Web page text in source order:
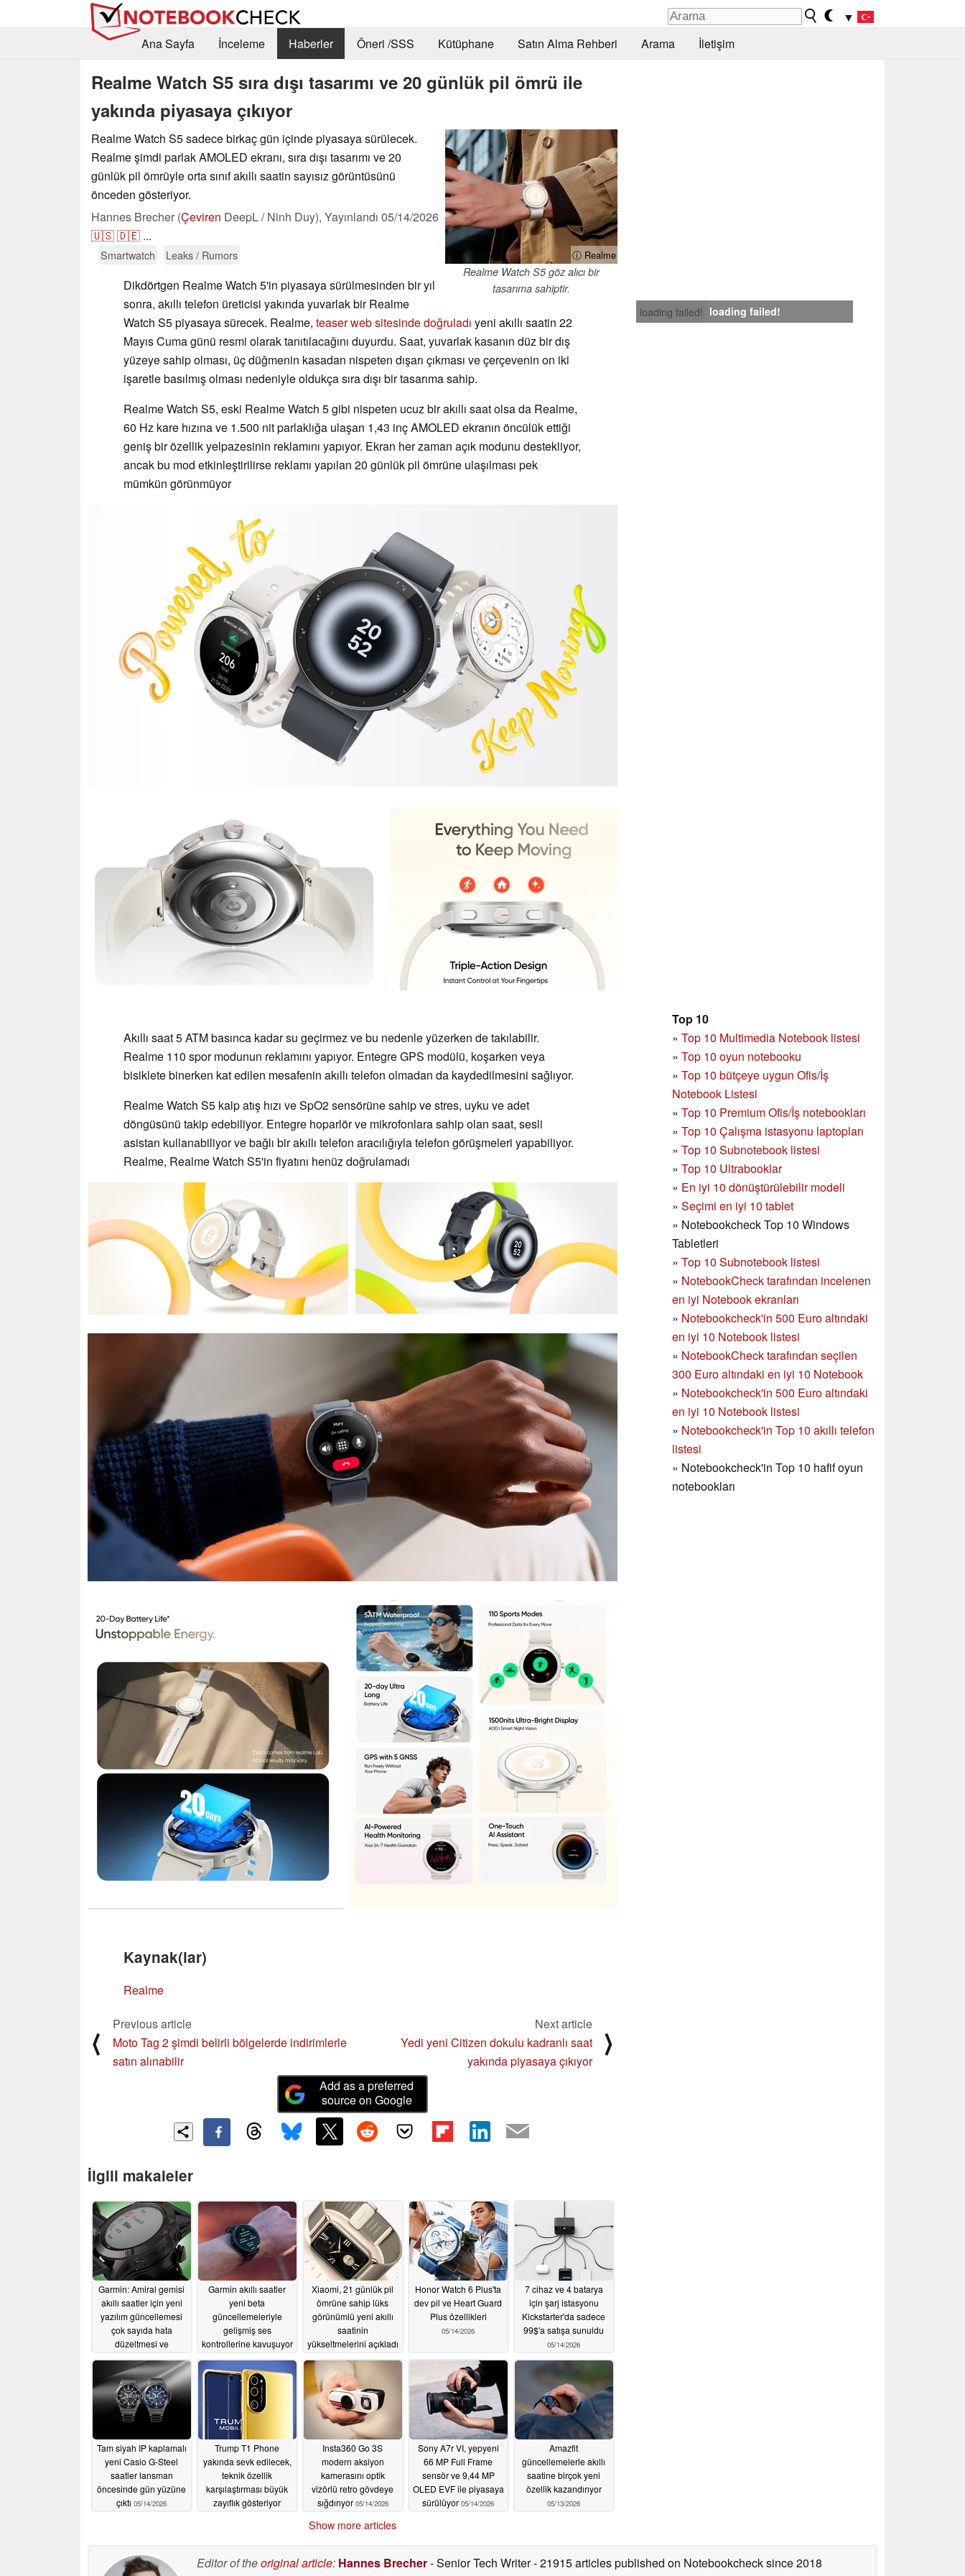
▼
Ana Sayfa
İnceleme Haberler Öneri /SSS Kütüphane Satın Alma Rehberi Arama İletişim
Realme Watch S5 sıra dışı tasarımı ve 20 günlük pil ömrü ile
yakında piyasaya çıkıyor
ⓘ Realme
Realme Watch S5 göz alıcı bir
tasarıma sahiptir.
Realme Watch S5 sadece birkaç gün içinde piyasaya sürülecek.
Realme şimdi parlak AMOLED ekranı, sıra dışı tasarımı ve 20
günlük pil ömrüyle orta sınıf akıllı saatin sayısız görüntüsünü
önceden gösteriyor.
Hannes Brecher (Çeviren DeepL / Ninh Duy), Yayınlandı 05/14/2026
🇺🇸🇩🇪 ...
Smartwatch Leaks / Rumors
loading failed! loading failed!
Dikdörtgen Realme Watch 5'in piyasaya sürülmesinden bir yıl
sonra, akıllı telefon üreticisi yakında yuvarlak bir Realme
Watch S5 piyasaya sürecek. Realme, teaser web sitesinde doğruladı yeni akıllı saatin 22
Mayıs Cuma günü resmi olarak tanıtılacağını duyurdu. Saat, yuvarlak kasanın düz bir dış
yüzeye sahip olması, üç düğmenin kasadan nispeten dışarı çıkması ve çerçevenin on iki
işaretle basılmış olması nedeniyle oldukça sıra dışı bir tasarıma sahip.
Realme Watch S5, eski Realme Watch 5 gibi nispeten ucuz bir akıllı saat olsa da Realme,
60 Hz kare hızına ve 1.500 nit parlaklığa ulaşan 1,43 inç AMOLED ekranın öncülük ettiği
geniş bir özellik yelpazesinin reklamını yapıyor. Ekran her zaman açık modunu destekliyor,
ancak bu mod etkinleştirilirse reklamı yapılan 20 günlük pil ömrüne ulaşılması pek
mümkün görünmüyor
Top 10
» Top 10 Multimedia Notebook listesi
» Top 10 oyun notebooku
» Top 10 bütçeye uygun Ofis/İş
Notebook Listesi
» Top 10 Premium Ofis/İş notebookları
» Top 10 Çalışma istasyonu laptopları
» Top 10 Subnotebook listesi
» Top 10 Ultrabooklar
» En iyi 10 dönüştürülebilir modeli
» Seçimi en iyi 10 tablet
» Notebookcheck Top 10 Windows
Tabletleri
» Top 10 Subnotebook listesi
» NotebookCheck tarafından incelenen
en iyi Notebook ekranları
» Notebookcheck'in 500 Euro altındaki
en iyi 10 Notebook listesi
» NotebookCheck tarafından seçilen
300 Euro altındaki en iyi 10 Notebook
» Notebookcheck'in 500 Euro altındaki
en iyi 10 Notebook listesi
» Notebookcheck'in Top 10 akıllı telefon
listesi
» Notebookcheck'in Top 10 hafif oyun
notebookları
Akıllı saat 5 ATM basınca kadar su geçirmez ve bu nedenle yüzerken de takılabilir.
Realme 110 spor modunun reklamını yapıyor. Entegre GPS modülü, koşarken veya
bisiklete binerken kat edilen mesafenin akıllı telefon olmadan da kaydedilmesini sağlıyor.
Realme Watch S5 kalp atış hızı ve SpO2 sensörüne sahip ve stres, uyku ve adet
döngüsünü takip edebiliyor. Entegre hoparlör ve mikrofonlara sahip olan saat, sesli
asistan kullanabiliyor ve bağlı bir akıllı telefon aracılığıyla telefon görüşmeleri yapabiliyor.
Realme, Realme Watch S5'in fiyatını henüz doğrulamadı
Kaynak(lar)
Realme
⟨
Previous article
Moto Tag 2 şimdi belirli bölgelerde indirimlerle
satın alınabilir
Next article
Yedi yeni Citizen dokulu kadranlı saat
yakında piyasaya çıkıyor
⟩
Add as a preferred
source on Google
İlgili makaleler
Garmin: Amiral gemisi
akıllı saatler için yeni
yazılım güncellemesi
çok sayıda hata
düzeltmesi ve
05/20/2026
Garmin akıllı saatler
yeni beta
güncellemeleriyle
gelişmiş ses
kontrollerine kavuşuyor
05/19/2026
Xiaomi, 21 günlük pil
ömrüne sahip lüks
görünümlü yeni akıllı
saatinin
yükseltmelerini açıkladı
05/16/2026
Honor Watch 6 Plus'ta
dev pil ve Heart Guard
Plus özellikleri
05/14/2026
7 cihaz ve 4 batarya
için şarj istasyonu
Kickstarter'da sadece
99$'a satışa sunuldu
05/14/2026
Tam siyah IP kaplamalı
yeni Casio G-Steel
saatler lansman
öncesinde gün yüzüne
çıktı 05/14/2026
Trump T1 Phone
yakında sevk edilecek,
teknik özellik
karşılaştırması büyük
zayıflık gösteriyor
Insta360 Go 3S
modern aksiyon
kamerasını optik
vizörlü retro gövdeye
sığdırıyor 05/14/2026
Sony A7r VI, yepyeni
66 MP Full Frame
sensör ve 9,44 MP
OLED EVF ile piyasaya
sürülüyor 05/14/2026
Amazfit
güncellemelerle akıllı
saatine birçok yeni
özellik kazandırıyor
05/13/2026
Show more articles
Editor of theoriginal article: Hannes Brecher- Senior Tech Writer- 21915 articles published on Notebookchecksince 2018